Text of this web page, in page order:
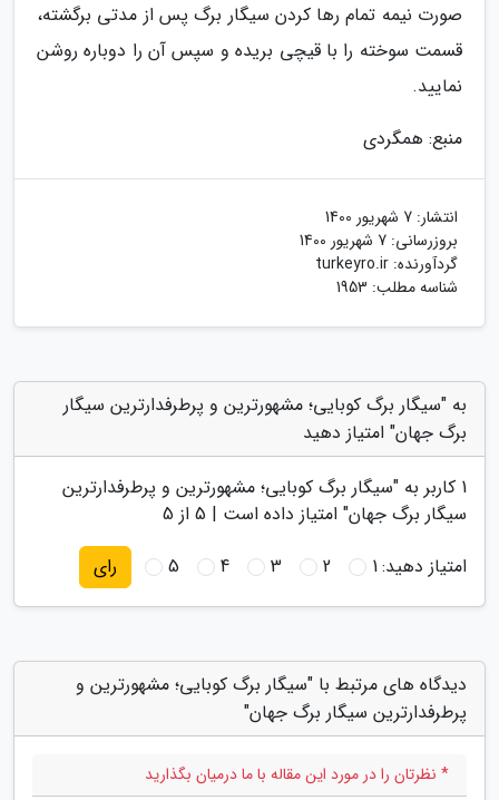
صورت نیمه تمام رها کردن سیگار برگ پس از مدتی برگشته،
قسمت سوخته را با قیچی بریده و سپس آن را دوباره روشن
نمایید.
منبع: همگردی
انتشار: 7 شهریور 1400
بروزرسانی: 7 شهریور 1400
گردآورنده: turkeyro.ir
شناسه مطلب: 1953
به "سیگار برگ کوبایی؛ مشهورترین و پرطرفدارترین سیگار
برگ جهان" امتیاز دهید
1 کاربر به "سیگار برگ کوبایی؛ مشهورترین و پرطرفدارترین
سیگار برگ جهان" امتیاز داده است | 5 از 5
امتیاز دهید:1
2
3
4
5 رای
دیدگاه های مرتبط با "سیگار برگ کوبایی؛ مشهورترین و
پرطرفدارترین سیگار برگ جهان"
* نظرتان را در مورد این مقاله با ما درمیان بگذارید